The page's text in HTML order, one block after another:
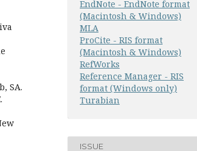
SA.
EndNote - EndNote format
(Macintosh & Windows)
MLA
ProCite - RIS format
(Macintosh & Windows)
RefWorks
Reference Manager - RIS
format (Windows only)
Turabian
ISSUE